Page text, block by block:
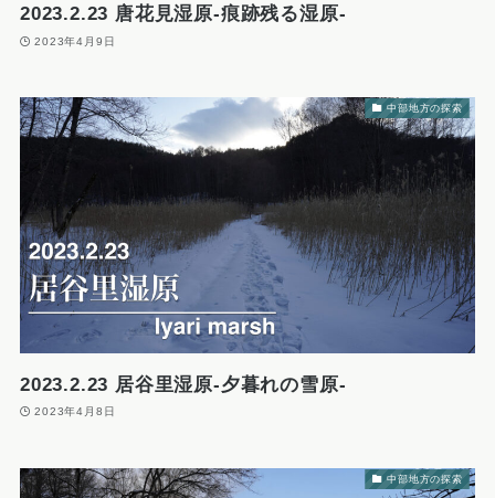
2023.2.23 唐花見湿原-痕跡残る湿原-
2023年4月9日
中部地方の探索
2023.2.23 居谷里湿原-夕暮れの雪原-
2023年4月8日
中部地方の探索